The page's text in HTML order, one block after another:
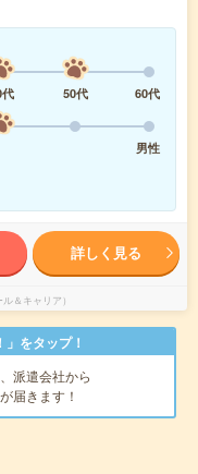
50代
60代
男性
詳しく見る
＆キャリア）
をタップ！
派遣会社から
が届きます！